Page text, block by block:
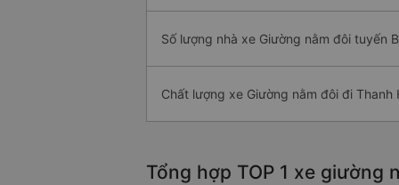
Số lượng nhà xe Giường nằm đôi tuyến
Chất lượng xe Giường nằm đôi đi Thanh
Tổng hợp TOP 1 xe